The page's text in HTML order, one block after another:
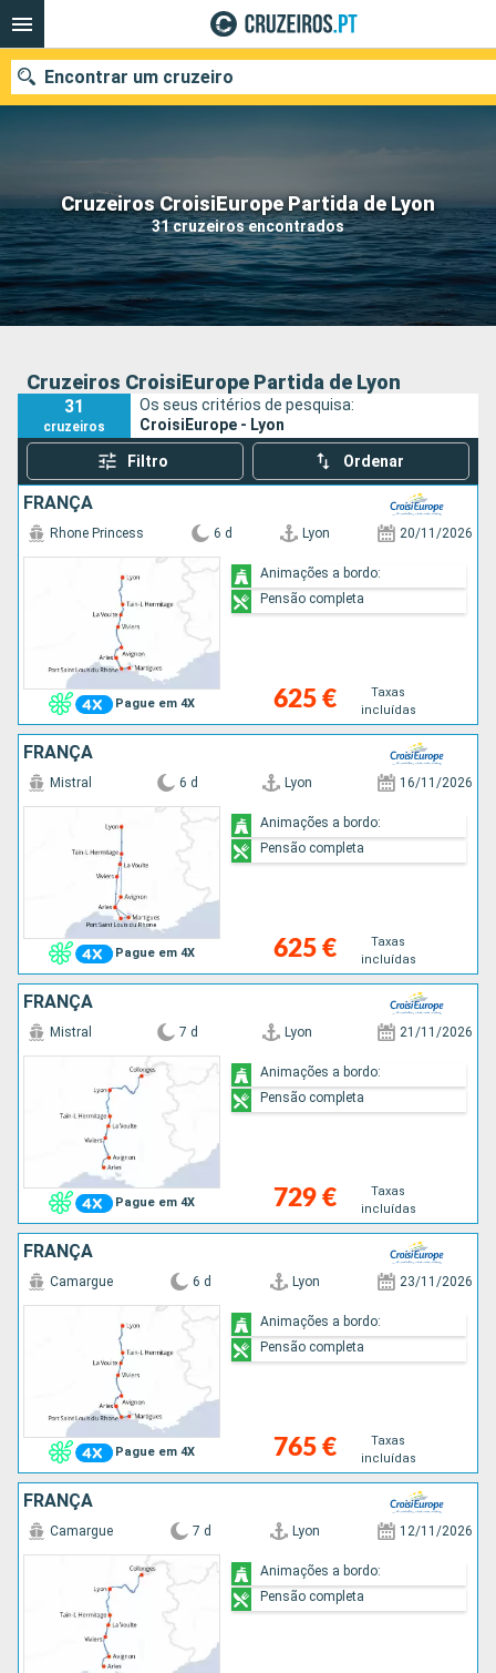
Cruzeiros CroisiEurope Partida de Lyon
31 cruzeiros encontrados
Encontrar um cruzeiro
Quando ir?
Data de partida
Portos Companhias
Cruzeiros CroisiEurope Partida de Lyon
31
cruzeiros
Os seus critérios de pesquisa:
CroisiEurope - Lyon
Filtro Ordenar
FRANÇA
Pague em 4X
Rhone Princess 6 d Lyon 20/11/2026
625 €
Taxas
incluídas
Animações a bordo:
Pensão completa
FRANÇA
Pague em 4X
Mistral 6 d Lyon 16/11/2026
625 €
Taxas
incluídas
Animações a bordo:
Pensão completa
FRANÇA
Pague em 4X
Mistral 7 d Lyon 21/11/2026
729 €
Taxas
incluídas
Animações a bordo:
Pensão completa
FRANÇA
Pague em 4X
Camargue 6 d Lyon 23/11/2026
765 €
Taxas
incluídas
Animações a bordo:
Pensão completa
FRANÇA
Camargue 7 d Lyon 12/11/2026
Animações a bordo:
Pensão completa